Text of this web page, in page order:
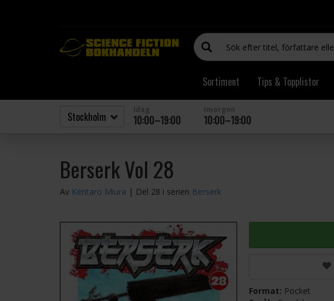
Sortiment Tips & Topplistor
10:00–19:00 10:00–19:00
Berserk Vol 28
Av Kentaro Miura | Del 28 i serien Berserk
Format: Pocket